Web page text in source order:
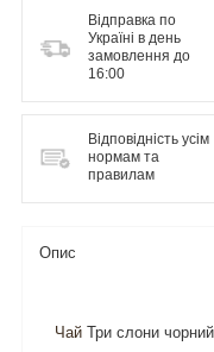
Відправка по
Україні в день
замовлення до
16:00
Відповідність усім
нормам та
правилам
Опис
Чай Три слони